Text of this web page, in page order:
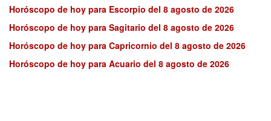
Horóscopo de hoy para Escorpio del 8 agosto de 2026
Horóscopo de hoy para Sagitario del 8 agosto de 2026
Horóscopo de hoy para Capricornio del 8 agosto de 2026
Horóscopo de hoy para Acuario del 8 agosto de 2026